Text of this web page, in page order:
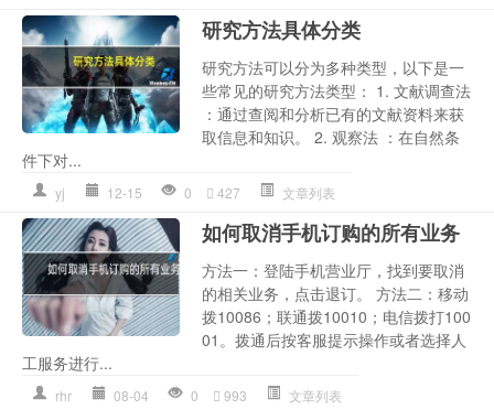
研究方法具体分类
研究方法可以分为多种类型，以下是一
些常见的研究方法类型： 1. 文献调查法
：通过查阅和分析已有的文献资料来获
取信息和知识。 2. 观察法 ：在自然条
件下对...
yj 12-15 0 427 文章列表
如何取消手机订购的所有业务
方法一：登陆手机营业厅，找到要取消
的相关业务，点击退订。 方法二：移动
拨10086；联通拨10010；电信拨打100
01。拨通后按客服提示操作或者选择人
工服务进行...
rhr 08-04 0 993 文章列表